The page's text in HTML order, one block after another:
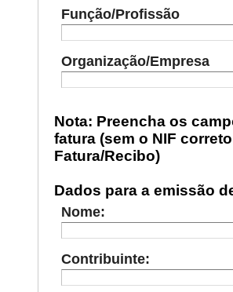
Função/Profissão
Organização/Empresa
Nota: Preencha os
fatura (sem o NIF
Fatura/Recibo)
Dados para a emissão
Nome:
Contribuinte: